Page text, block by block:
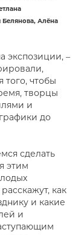
Алёна
экспозиции, –
того, чтобы
творцы
и
до
сделать
этим
как
и какие
и